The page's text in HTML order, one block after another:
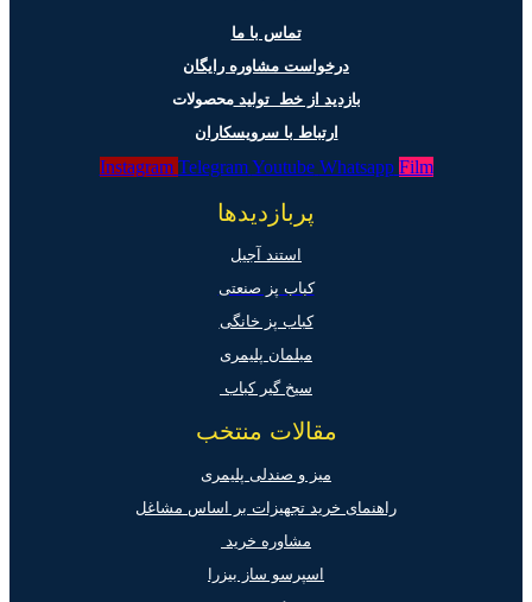
تماس با ما
درخواست مشاوره رایگان
بازدید از خط تولیدمحصولات
ارتباط با سرویسکاران
Instagram Telegram Youtube Whatsapp Film
پربازدیدها
استند آجیل
کباب پز صنعتی
کباب پز خانگی
مبلمان پلیمری
سیخ گیر کباب
مقالات منتخب
میز و صندلی پلیمری
راهنمای خرید تجهیزات بر اساس مشاغل
مشاوره خرید
اسپرسو ساز بیزرا